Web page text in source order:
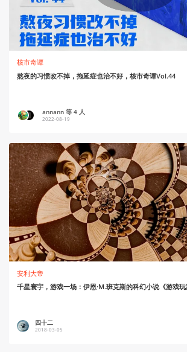
核市奇谭
熬夜的习惯改不掉，拖延症也治不好，核市奇谭Vol.44
annann 等 4 人
2022-08-19
安利大帝
千星寰宇，游戏一场：伊恩·M.班克斯的科幻小说《游戏玩
四十二
2018-03-05